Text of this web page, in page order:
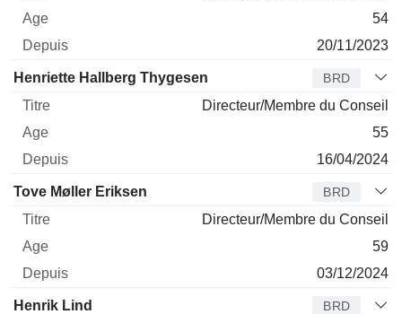
54
20/11/2023
Henriette Hallberg Thygesen BRD
Directeur/Membre du Conseil
55
16/04/2024
Tove Møller Eriksen BRD
Directeur/Membre du Conseil
59
03/12/2024
Henrik Lind BRD